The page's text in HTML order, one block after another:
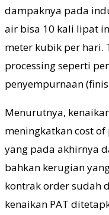
dampaknya pada
air bisa 10 kali lipat
meter kubik per hari.
processing seperti
penyempurnaan
Menurutnya,
meningkatkan cost
yang pada akhirnya
bahkan kerugian
kontrak order sudah
kenaikan PAT